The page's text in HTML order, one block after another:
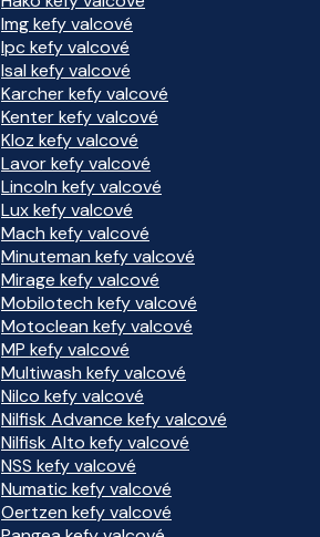
Img kefy valcové
Ipc kefy valcové
Isal kefy valcové
Karcher kefy valcové
Kenter kefy valcové
Kloz kefy valcové
Lavor kefy valcové
Lincoln kefy valcové
Lux kefy valcové
Mach kefy valcové
Minuteman kefy valcové
Mirage kefy valcové
Mobilotech kefy valcové
Motoclean kefy valcové
MP kefy valcové
Multiwash kefy valcové
Nilco kefy valcové
Nilfisk Advance kefy valcové
Nilfisk Alto kefy valcové
NSS kefy valcové
Numatic kefy valcové
Oertzen kefy valcové